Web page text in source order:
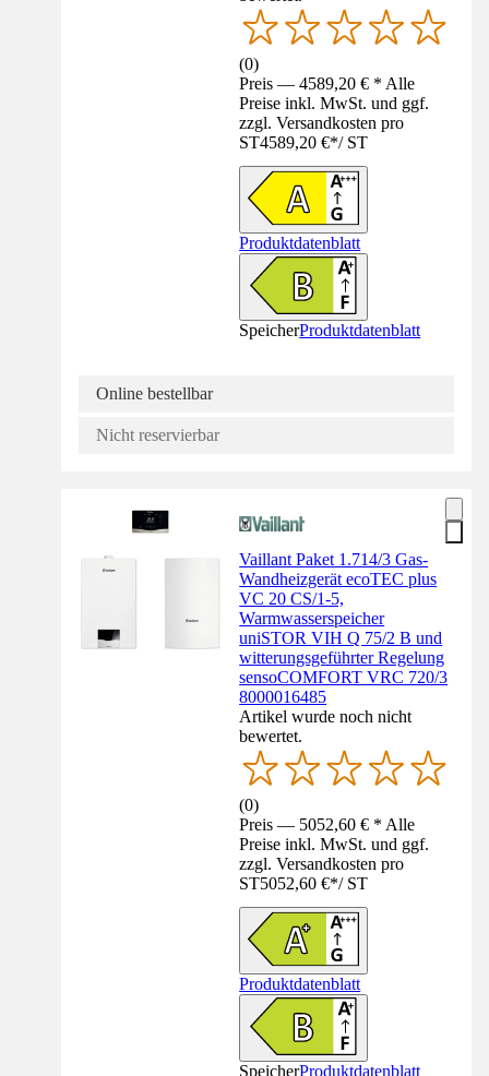
(0)
Preis — 4589,20 € * Alle
Preise inkl. MwSt. und ggf.
zzgl. Versandkosten pro
ST4589,20 €*/ ST
Produktdatenblatt
SpeicherProduktdatenblatt
Online bestellbar
Nicht reservierbar
Vaillant Paket 1.714/3 Gas-
Wandheizgerät ecoTEC plus
VC 20 CS/1-5,
Warmwasserspeicher
uniSTOR VIH Q 75/2 B und
witterungsgeführter Regelung
sensoCOMFORT VRC 720/3
8000016485
Artikel wurde noch nicht
bewertet.
(0)
Preis — 5052,60 € * Alle
Preise inkl. MwSt. und ggf.
zzgl. Versandkosten pro
ST5052,60 €*/ ST
Produktdatenblatt
SpeicherProduktdatenblatt